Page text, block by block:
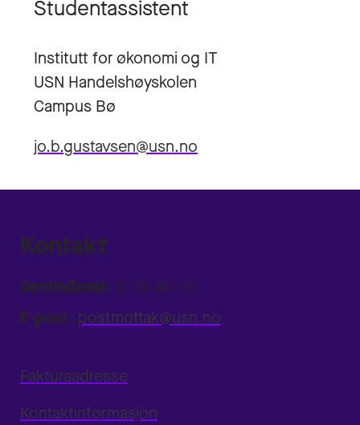
Studentassistent
Institutt for økonomi og IT
USN Handelshøyskolen
Campus Bø
jo.b.gustavsen@usn.no
Kontakt
Sentralbord: 31 00 80 00
E-post: postmottak@usn.no
Fakturaadresse
Kontaktinformasjon